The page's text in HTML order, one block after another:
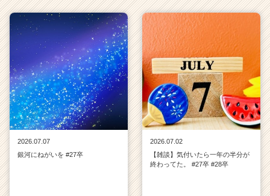
2026.07.07
銀河にねがいを #27卒
2026.07.02
【雑談】気付いたら一年の半分が
終わってた。 #27卒 #28卒